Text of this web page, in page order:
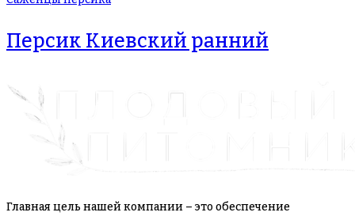
Персик Киевский ранний
Главная цель нашей компании – это обеспечение